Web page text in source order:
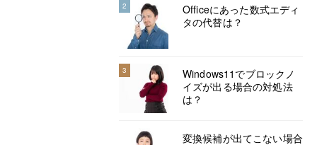
2
Officeにあった数式エディ
タの代替は？
3
Windows11でブロックノ
イズが出る場合の対処法
は？
変換候補が出てこない場合